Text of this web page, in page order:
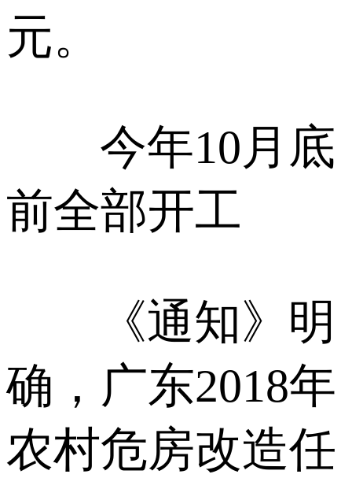
元。
今年10月底
前全部开工
《通知》明
确，广东2018年
农村危房改造任